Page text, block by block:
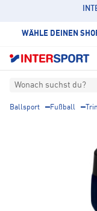
WÄHLE DEINEN
Wonach suchst du?
Ballsport Fußball